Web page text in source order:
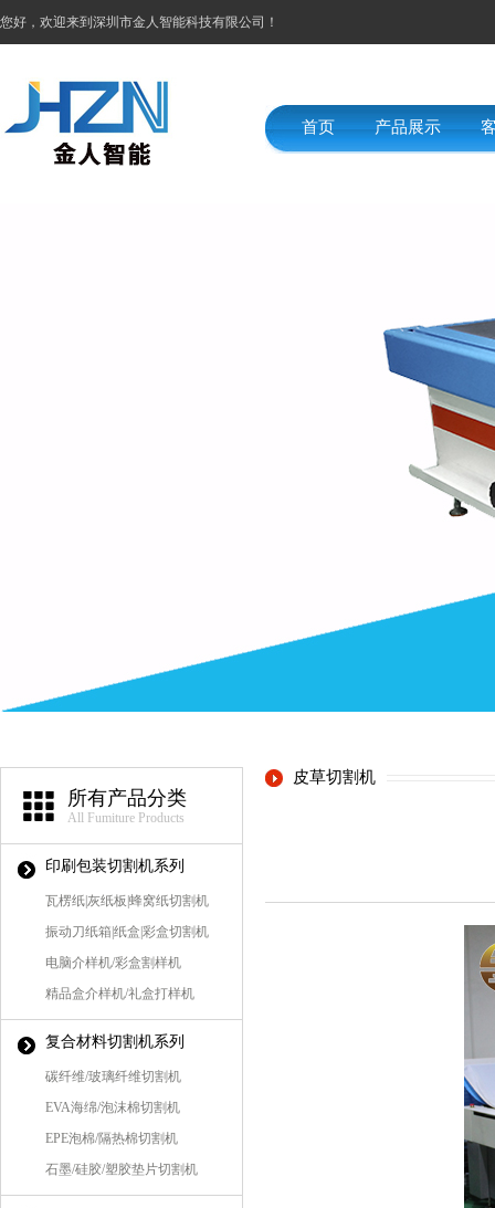
您好，欢迎来到深圳市金人智能科技有限公司！
首页 产品展示
所有产品分类
All Fumiture Products
印刷包装切割机系列
瓦楞纸|灰纸板|蜂窝纸切割机
振动刀纸箱|纸盒|彩盒切割机
电脑介样机/彩盒割样机
精品盒介样机/礼盒打样机
复合材料切割机系列
碳纤维/玻璃纤维切割机
EVA海绵/泡沫棉切割机
EPE泡棉/隔热棉切割机
石墨/硅胶/塑胶垫片切割机
皮草切割机